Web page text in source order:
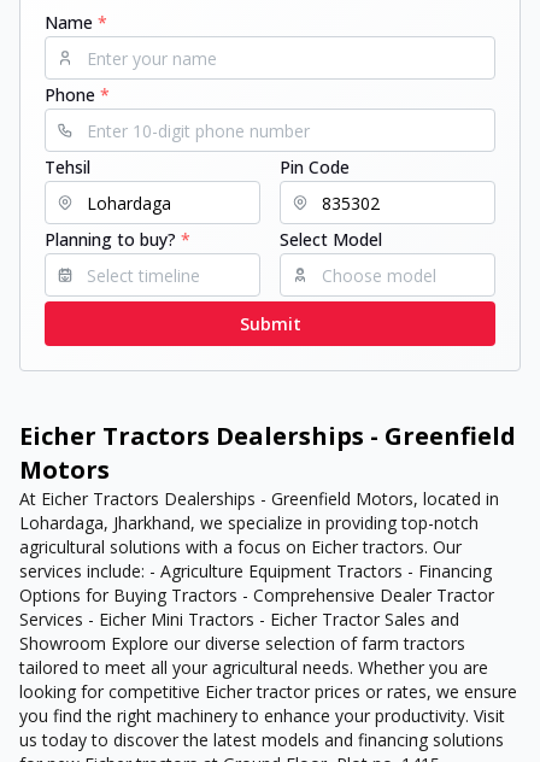
Name *
Phone *
Tehsil Pin Code
Planning to buy? * Select Model
Submit
Eicher Tractors Dealerships - Greenfield
Motors
At Eicher Tractors Dealerships - Greenfield Motors, located in
Lohardaga, Jharkhand, we specialize in providing top-notch
agricultural solutions with a focus on Eicher tractors. Our
services include: - Agriculture Equipment Tractors - Financing
Options for Buying Tractors - Comprehensive Dealer Tractor
Services - Eicher Mini Tractors - Eicher Tractor Sales and
Showroom Explore our diverse selection of farm tractors
tailored to meet all your agricultural needs. Whether you are
looking for competitive Eicher tractor prices or rates, we ensure
you find the right machinery to enhance your productivity. Visit
us today to discover the latest models and financing solutions